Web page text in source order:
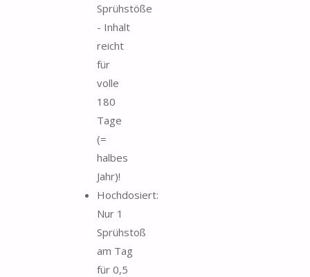
Sprühstöße
- Inhalt
reicht
für
volle
180
Tage
(=
halbes
Jahr)!
Hochdosiert:
Nur 1
Sprühstoß
am Tag
für 0,5